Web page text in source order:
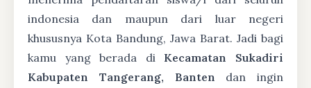
indonesia dan maupun dari luar negeri
khususnya Kota Bandung, Jawa Barat. Jadi bagi
kamu yang berada di Kecamatan Sukadiri
Kabupaten Tangerang, Banten dan ingin